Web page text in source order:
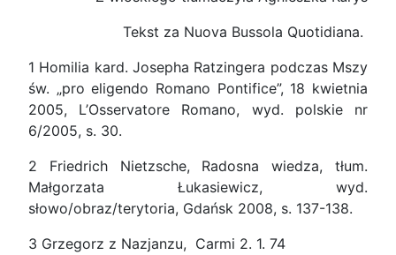
Tekst za Nuova Bussola Quotidiana.
1 Homilia kard. Josepha Ratzingera podczas Mszy
św. „pro eligendo Romano Pontifice”, 18 kwietnia
2005, L’Osservatore Romano, wyd. polskie nr
6/2005, s. 30.
2 Friedrich Nietzsche, Radosna wiedza, tłum.
Małgorzata Łukasiewicz, wyd.
słowo/obraz/terytoria, Gdańsk 2008, s. 137-138.
3 Grzegorz z Nazjanzu, Carmi 2. 1. 74